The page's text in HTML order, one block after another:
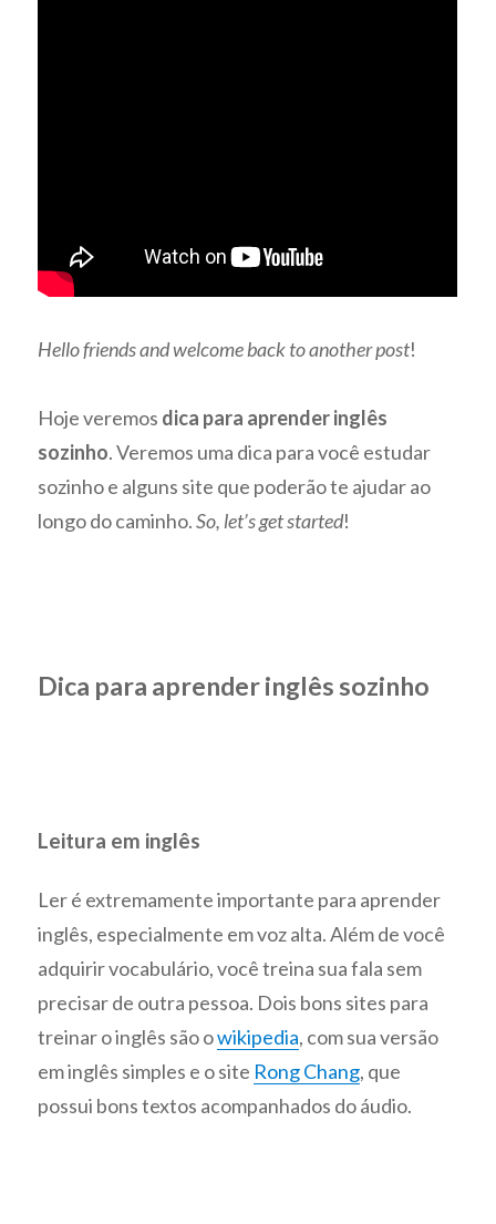
Hello friends and welcome back to another post!
Hoje veremos dica para aprender inglês
sozinho. Veremos uma dica para você estudar
sozinho e alguns site que poderão te ajudar ao
longo do caminho.So, let’s get started!
Dica para aprender inglês sozinho
Leitura em inglês
Ler é extremamente importante para aprender
inglês, especialmente em voz alta. Além de você
adquirir vocabulário, você treina sua fala sem
precisar de outra pessoa. Dois bons sites para
treinar o inglês são owikipedia, com sua versão
em inglês simples e o site Rong Chang, que
possui bons textos acompanhados do áudio.